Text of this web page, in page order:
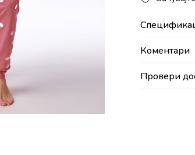
Коментари
Провери